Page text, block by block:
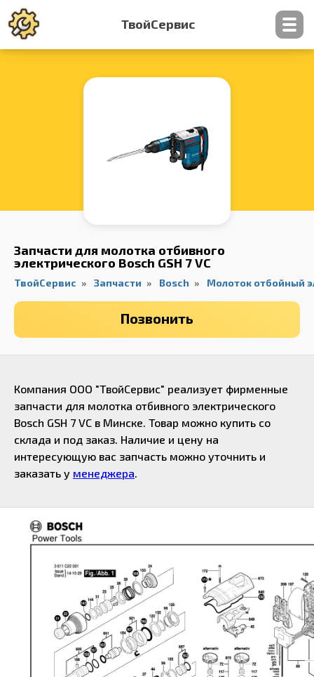
ТвойСервис
Контакты
Запчасти для молотка отбивного
электрического Bosch GSH 7 VC
ТвойСервис Запчасти Bosch Молоток отбойный
Позвонить
Компания ООО "ТвойСервис" реализует фирменные
запчасти для молотка отбивного электрического
Bosch GSH 7 VC в Минске. Товар можно купить со
склада и под заказ. Наличие и цену на
интересующую вас запчасть можно уточнить и
заказать у менеджера.